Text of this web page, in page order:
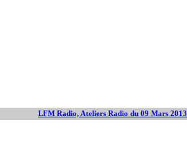
LFM Radio, Ateliers Radio du 09 Mars 2013